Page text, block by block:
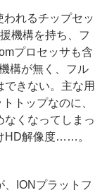
れるチップセッ
機構を持ち、フ
プロセッサも含
構が無く、フル
きない。主な用
トップなのに、
くなってしまっ
HD解像度……。
IONプラットフ